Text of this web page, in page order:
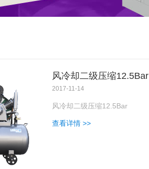
风冷却二级压缩12.5Bar
2017-11-14
风冷却二级压缩12.5Bar
查看详情 >>